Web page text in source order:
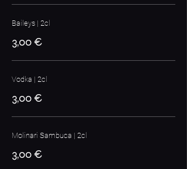
Baileys | 2cl
3,00 €
Vodka | 2cl
3,00 €
Molinari Sambuca | 2cl
3,00 €